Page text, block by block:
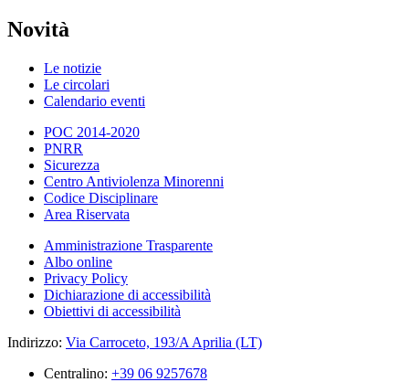
Novità
Le notizie
Le circolari
Calendario eventi
POC 2014-2020
PNRR
Sicurezza
Centro Antiviolenza Minorenni
Codice Disciplinare
Area Riservata
Amministrazione Trasparente
Albo online
Privacy Policy
Dichiarazione di accessibilità
Obiettivi di accessibilità
Indirizzo: Via Carroceto, 193/A Aprilia (LT)
Centralino: +39 06 9257678